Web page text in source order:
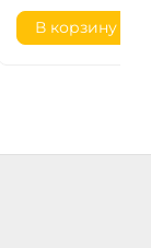
В корзину